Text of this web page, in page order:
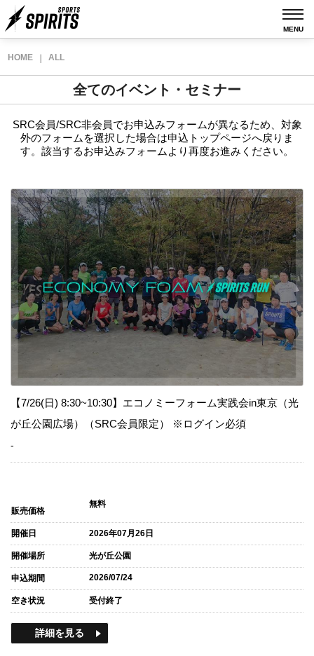
MENU
HOME ALL
全てのイベント・セミナー
SRC会員/SRC非会員でお申込みフォームが異なるため、対象
外のフォームを選択した場合は申込トップページへ戻りま
す。 該当するお申込みフォームより再度お進みください。
【7/26(日) 8:30~10:30】エコノミーフォーム実践会in東京（光
が丘公園広場）（SRC会員限定） ※ログイン必須
-
販売価格
無料
開催日 2026年07月26日
開催場所 光が丘公園
申込期間 2026/07/24
空き状況 受付終了
詳細を見る